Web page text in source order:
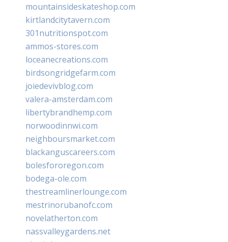
mountainsideskateshop.com
kirtlandcitytavern.com
301nutritionspot.com
ammos-stores.com
loceanecreations.com
birdsongridgefarm.com
joiedevivblog.com
valera-amsterdam.com
libertybrandhemp.com
norwoodinnwi.com
neighboursmarket.com
blackanguscareers.com
bolesfororegon.com
bodega-ole.com
thestreamlinerlounge.com
mestrinorubanofc.com
novelatherton.com
nassvalleygardens.net